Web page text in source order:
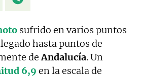
sufrido en varios puntos
hasta puntos de
deAndalucía. Un
6,9 en la escala de